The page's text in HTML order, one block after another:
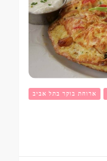
ארוחת בוקר בתל אביב